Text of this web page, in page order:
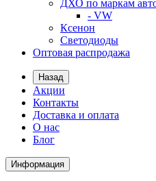
ДХО по маркам
- VW
Ксенон
Светодиоды
Оптовая распродажа
Назад
Акции
Контакты
Доставка и оплата
О нас
Блог
Информация